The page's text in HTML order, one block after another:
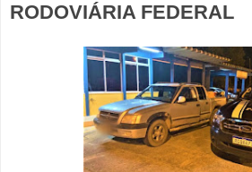
RODOVIÁRIA FEDERAL